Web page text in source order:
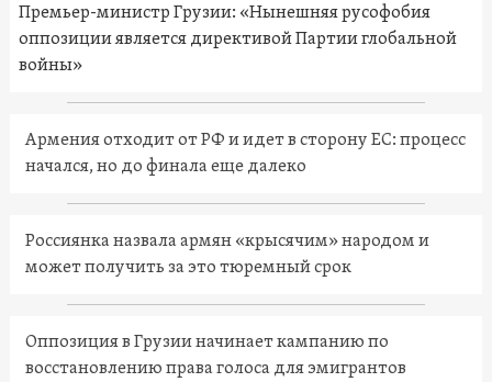
Премьер-министр Грузии: «Нынешняя русофобия
оппозиции является директивой Партии глобальной
войны»
Армения отходит от РФ и идет в сторону ЕС: процесс
начался, но до финала еще далеко
Россиянка назвала армян «крысячим» народом и
может получить за это тюремный срок
Оппозиция в Грузии начинает кампанию по
восстановлению права голоса для эмигрантов